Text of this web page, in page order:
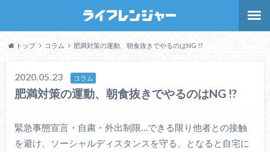
トップ コラム 肥満対策の運動、朝食抜きでやるのはNG !?
2020.05.23 コラム
肥満対策の運動、朝食抜きでやるのはNG !?
緊急事態宣言・自粛・外出制限…できる限り他者との接触
を避け、ソーシャルディスタンスを守る、となると自宅に